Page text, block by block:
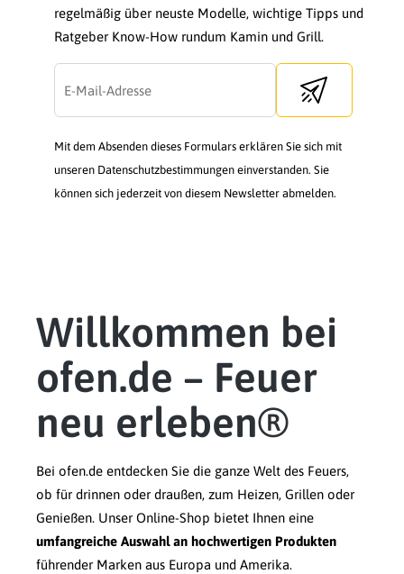
regelmäßig über neuste Modelle, wichtige Tipps und
Ratgeber Know-How rundum Kamin und Grill.
Send newsletter
Mit dem Absenden dieses Formulars erklären Sie sich mit
unseren Datenschutzbestimmungen einverstanden. Sie
können sich jederzeit von diesem Newsletter abmelden.
Willkommen bei
ofen.de – Feuer
neu erleben®
Bei ofen.de entdecken Sie die ganze Welt des Feuers,
ob für drinnen oder draußen, zum Heizen, Grillen oder
Genießen. Unser Online-Shop bietet Ihnen eine
umfangreiche Auswahl an hochwertigen Produkten
führender Marken aus Europa und Amerika.